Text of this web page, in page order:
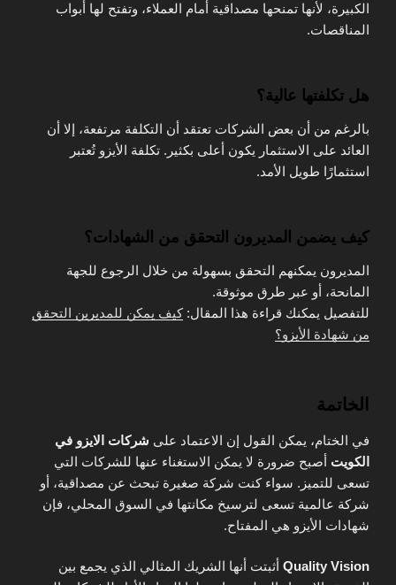
الكبيرة، لأنها تمنحها مصداقية أمام العملاء، وتفتح لها أبواب
المناقصات.
هل تكلفتها عالية؟
بالرغم من أن بعض الشركات تعتقد أن التكلفة مرتفعة، إلا أن
العائد على الاستثمار يكون أعلى بكثير. تكلفة الأيزو تُعتبر
استثمارًا طويل الأمد.
كيف يضمن المديرون التحقق من الشهادات؟
المديرون يمكنهم التحقق بسهولة من خلال الرجوع للجهة
المانحة، أو عبر طرق موثوقة.
للتفصيل يمكنك قراءة هذا المقال:كيف يمكن للمديرين التحقق
من شهادة الأيزو؟
الخاتمة
في الختام، يمكن القول إن الاعتماد على شركات الايزو في
الكويت أصبح ضرورة لا يمكن الاستغناء عنها للشركات التي
تسعى للتميز. سواء كنت شركة صغيرة تبحث عن مصداقية، أو
شركة عالمية تسعى لترسيخ مكانتها في السوق المحلي، فإن
شهادات الأيزو هي المفتاح.
Quality Vision أثبتت أنها الشريك المثالي الذي يجمع بين